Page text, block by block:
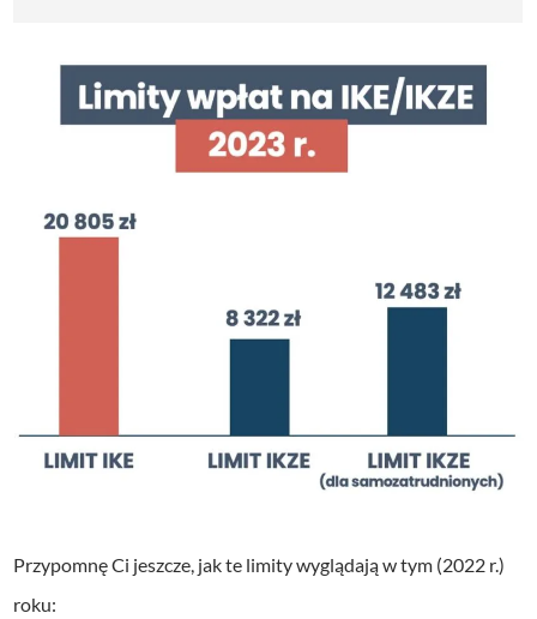
Przypomnę Ci jeszcze, jak te limity wyglądają w tym (2022 r.)
roku: